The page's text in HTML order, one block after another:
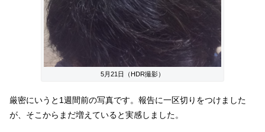
5月21日（HDR撮影）
厳密にいうと1週間前の写真です。報告に一区切りをつけました
が、そこからまだ増えていると実感しました。